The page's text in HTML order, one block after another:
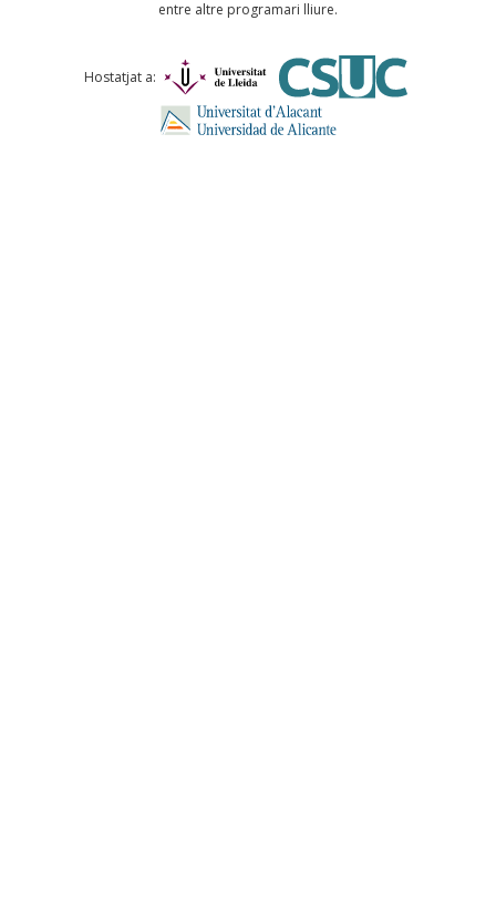
Comentari *
entre altre programari lliure.
Hostatjat a: